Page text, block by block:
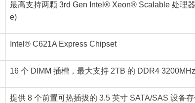
最高支持两颗 3rd Gen Intel® Xeon® Scalable 处理
e)
Intel® C621A Express Chipset
16 个 DIMM 插槽，最大支持 2TB 的 DDR4
提供 8 个前置可热插拔的 3.5 英寸 SATA/SAS 设备